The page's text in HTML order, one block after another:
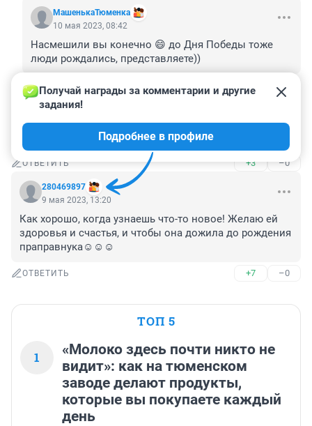
МашенькаТюменка
10 мая 2023, 08:42
Насмешили вы конечно 😄 до Дня Победы тоже
люди рождались, представляете))
ОТВЕТИТЬ –0
Гость
#БабаМашаЖиви
ОТВЕТИТЬ +3 –0
280469897
Получай награды за комментарии и другие
задания!
Подробнее в профиле
9 мая 2023, 13:20
Как хорошо, когда узнаешь что-то новое! Желаю ей
здоровья и счастья, и чтобы она дожила до рождения
праправнука☺☺☺
ОТВЕТИТЬ +7 –0
ТОП 5
1
«Молоко здесь почти никто не
видит»: как на тюменском
заводе делают продукты,
которые вы покупаете каждый
день